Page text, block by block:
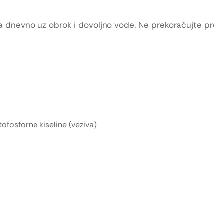
uz obrok i dovoljno vode. Ne prekoračujte
kiseline (veziva)